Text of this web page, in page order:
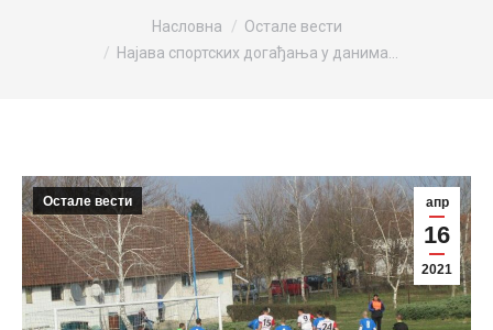
Насловна
Остале вести
Најава спортских догађања у данима…
апр
16
2021
Остале вести